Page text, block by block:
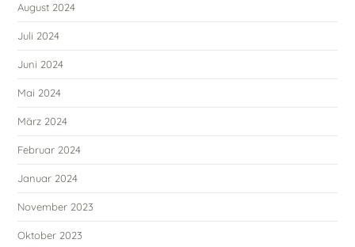
August 2024
Juli 2024
Juni 2024
Mai 2024
März 2024
Februar 2024
Januar 2024
November 2023
Oktober 2023